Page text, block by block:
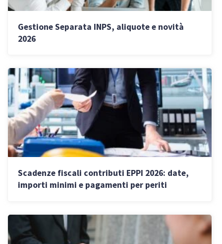
Gestione Separata INPS, aliquote e novità
2026
Scadenze fiscali contributi EPPI 2026: date,
importi minimi e pagamenti per periti